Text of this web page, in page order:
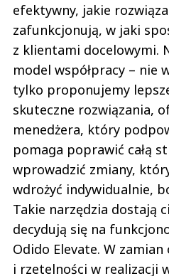
efektywny, jakie
zafunkcjonują, w jaki
z klientami docelowymi.
model współpracy – nie
tylko proponujemy
skuteczne rozwiązania,
menedżera, który
pomaga poprawić całą
wprowadzić zmiany,
wdrożyć indywidualnie,
Takie narzędzia dostają
decydują się na
Odido Elevate. W
i rzetelności w realizacji